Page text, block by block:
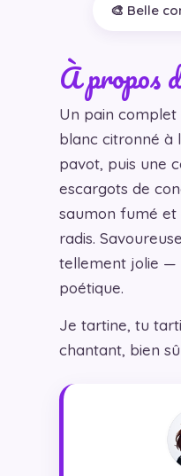
🎨 Belle
À propos
Un pain
blanc citronné à
pavot, puis une
escargots de
saumon fumé et
radis.
tellement jolie —
poétique.
Je tartine, tu
chantant, bien